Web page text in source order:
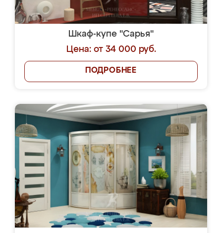
Шкаф-купе "Сарья"
Цена: от 34 000 руб.
ПОДРОБНЕЕ